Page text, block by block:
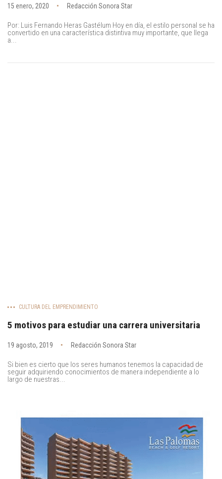
15 enero, 2020 Redacción Sonora Star
Por: Luis Fernando Heras Gastélum Hoy en día, el estilo personal se ha
convertido en una característica distintiva muy importante, que llega
a...
CULTURA DEL EMPRENDIMIENTO
5 motivos para estudiar una carrera universitaria
19 agosto, 2019 Redacción Sonora Star
Si bien es cierto que los seres humanos tenemos la capacidad de
seguir adquiriendo conocimientos de manera independiente a lo
largo de nuestras...